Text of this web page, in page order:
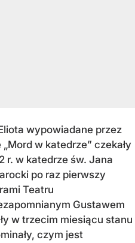
wypowiadane przez
w katedrze” czekały
r. w katedrze św. Jana
po raz pierwszy
Teatru
Gustawem
w trzecim miesiącu stanu
czym jest